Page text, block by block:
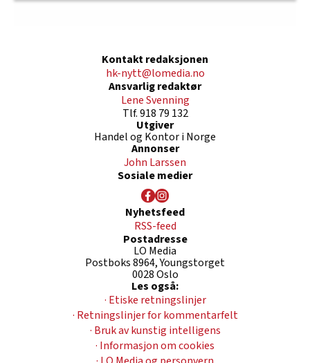
Kontakt redaksjonen
hk-nytt@lomedia.no
Ansvarlig redaktør
Lene Svenning
Tlf. 918 79 132
Utgiver
Handel og Kontor i Norge
Annonser
John Larssen
Sosiale medier
Nyhetsfeed
RSS-feed
Postadresse
LO Media
Postboks 8964, Youngstorget
0028 Oslo
Les også:
· Etiske retningslinjer
· Retningslinjer for kommentarfelt
· Bruk av kunstig intelligens
· Informasjon om cookies